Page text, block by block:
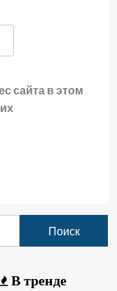
сайта в этом
В тренде